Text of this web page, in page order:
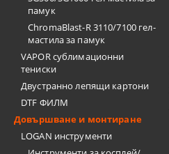
памук
ChromaBlast-R 3110/7100 гел-
мастила за памук
VAPOR сублимационни
тениски
Двустранно лепящи картони
DTF ФИЛМ
Довършване и монтиране
LOGAN инструменти